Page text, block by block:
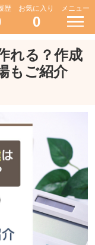
歴 お気に入り
0
メニュー
れる？作成
もご紹介